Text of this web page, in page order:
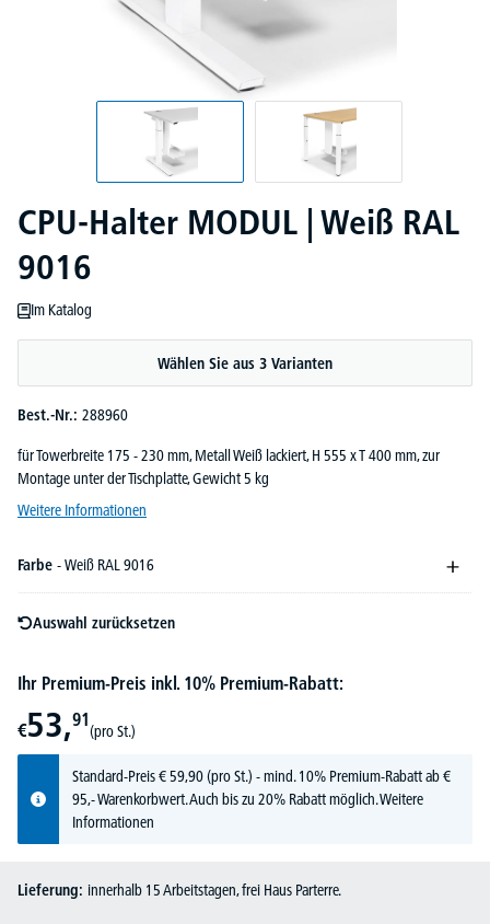
CPU-Halter MODUL | Weiß RAL
9016
Im Katalog
Wählen Sie aus 3 Varianten
Best.-Nr.: 288960
für Towerbreite 175 - 230 mm, Metall Weiß lackiert, H 555 x T 400 mm, zur
Montage unter der Tischplatte, Gewicht 5 kg
Weitere Informationen
Farbe - Weiß RAL 9016
Auswahl zurücksetzen
Ihr Premium-Preis inkl. 10% Premium-Rabatt:
€53,91
(pro St.)
Standard-Preis€ 59,90(pro St.) - mind. 10% Premium-Rabatt ab €
95,- Warenkorbwert. Auch bis zu 20% Rabatt möglich.Weitere
Informationen
Lieferung: innerhalb 15 Arbeitstagen, frei Haus Parterre.